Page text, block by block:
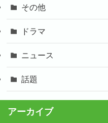
その他
ドラマ
ニュース
話題
アーカイブ